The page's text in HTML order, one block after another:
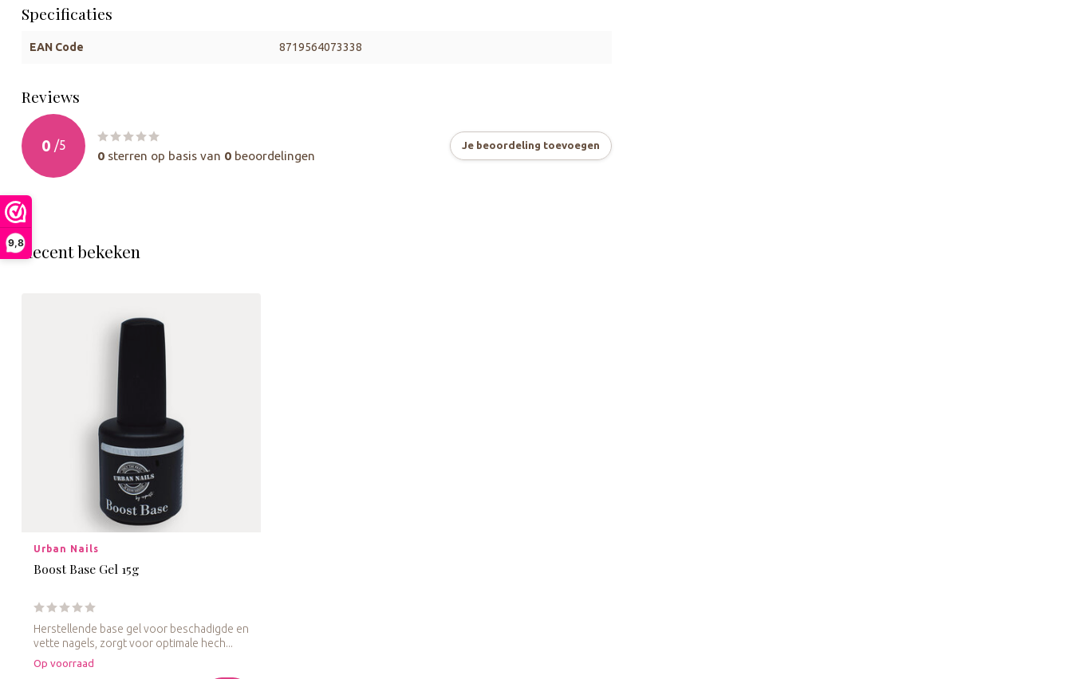
9,8
Specificaties
EAN Code 8719564073338
Reviews
0 /5
0 sterren op basis van 0 beoordelingen
Je beoordeling toevoegen
Recent bekeken
Urban Nails
Boost Base Gel 15g
Herstellende base gel voor beschadigde en
vette nagels, zorgt voor optimale hech...
Op voorraad